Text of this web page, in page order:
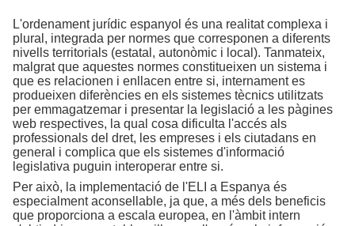
L'ordenament jurídic espanyol és una realitat complexa i
plural, integrada per normes que corresponen a diferents
nivells territorials (estatal, autonòmic i local). Tanmateix,
malgrat que aquestes normes constitueixen un sistema i
que es relacionen i enllacen entre si, internament es
produeixen diferències en els sistemes tècnics utilitzats
per emmagatzemar i presentar la legislació a les pàgines
web respectives, la qual cosa dificulta l'accés als
professionals del dret, les empreses i els ciutadans en
general i complica que els sistemes d'informació
legislativa puguin interoperar entre si.
Per això, la implementació de l'ELI a Espanya és
especialment aconsellable, ja que, a més dels beneficis
que proporciona a escala europea, en l'àmbit intern